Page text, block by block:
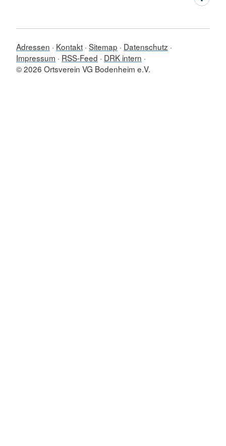
Adressen Kontakt Sitemap
Datenschutz
Impressum
RSS-Feed
DRK intern
© 2026 Ortsverein VG Bodenheim e.V.